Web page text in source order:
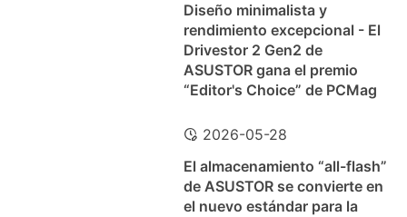
Diseño minimalista y
rendimiento excepcional - El
Drivestor 2 Gen2 de
ASUSTOR gana el premio
“Editor's Choice” de PCMag
2026-05-28
El almacenamiento “all-flash”
de ASUSTOR se convierte en
el nuevo estándar para la